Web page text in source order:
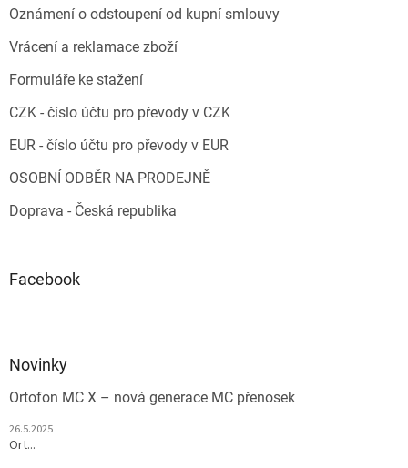
Oznámení o odstoupení od kupní smlouvy
Vrácení a reklamace zboží
Formuláře ke stažení
CZK - číslo účtu pro převody v CZK
EUR - číslo účtu pro převody v EUR
OSOBNÍ ODBĚR NA PRODEJNĚ
Doprava - Česká republika
Facebook
Novinky
Ortofon MC X – nová generace MC přenosek
26.5.2025
Ort...